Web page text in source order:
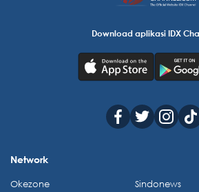
Download aplikasi IDX
Network
Okezone Sindonews